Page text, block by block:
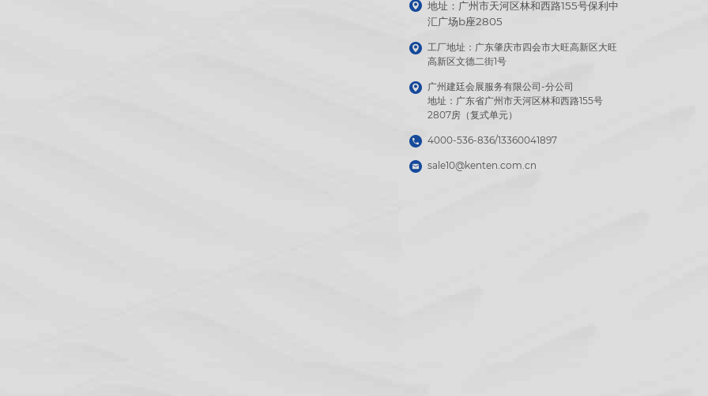
地址：广州市天河区林和西路155号保利中
汇广场b座2805
工厂地址：广东肇庆市四会市大旺高新区大旺
高新区文德二街1号
广州建廷会展服务有限公司-分公司
地址：广东省广州市天河区林和西路155号
2807房（复式单元）
4000-536-836/13360041897
sale10@kenten.com.cn